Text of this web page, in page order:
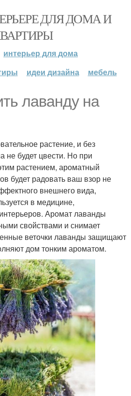
ДЛЯ ДОМА И
интерьер для дома
идеи дизайна мебель
лаванду на
растение, и без
не будет цвести. Но при
растением, ароматный
будет радовать ваш взор не
внешнего вида,
в медицине,
Аромат лаванды
свойствами и снимает
веточки лаванды защищают
дом тонким ароматом.